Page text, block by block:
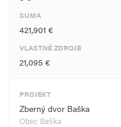
SUMA
421,901 €
VLASTNÉ ZDROJE
21,095 €
PROJEKT
Zberný dvor Baška
Obec Baška